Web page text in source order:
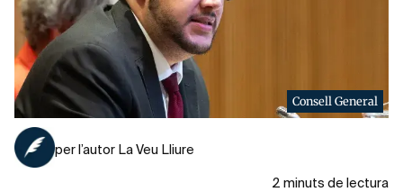
Consell General
per l’autor La Veu Lliure
2 minuts de lectura